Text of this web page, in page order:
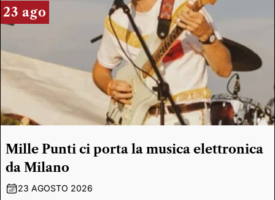
23 ago
Mille Punti ci porta la musica elettronica
da Milano
23 AGOSTO 2026